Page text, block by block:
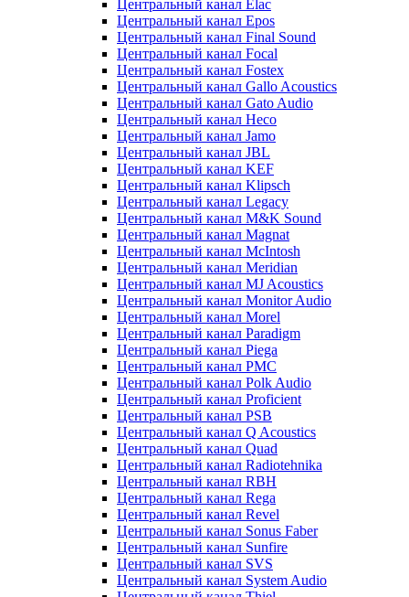
Центральный канал Elac
Центральный канал Epos
Центральный канал Final Sound
Центральный канал Focal
Центральный канал Fostex
Центральный канал Gallo Acoustics
Центральный канал Gato Audio
Центральный канал Heco
Центральный канал Jamo
Центральный канал JBL
Центральный канал KEF
Центральный канал Klipsch
Центральный канал Legacy
Центральный канал M&K Sound
Центральный канал Magnat
Центральный канал McIntosh
Центральный канал Meridian
Центральный канал MJ Acoustics
Центральный канал Monitor Audio
Центральный канал Morel
Центральный канал Paradigm
Центральный канал Piega
Центральный канал PMC
Центральный канал Polk Audio
Центральный канал Proficient
Центральный канал PSB
Центральный канал Q Acoustics
Центральный канал Quad
Центральный канал Radiotehnika
Центральный канал RBH
Центральный канал Rega
Центральный канал Revel
Центральный канал Sonus Faber
Центральный канал Sunfire
Центральный канал SVS
Центральный канал System Audio